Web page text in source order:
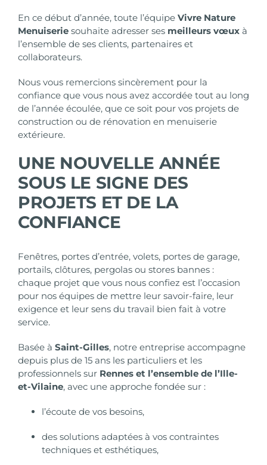
En ce début d’année, toute l’équipe Vivre Nature
Menuiserie souhaite adresser ses meilleurs vœux à
l’ensemble de ses clients, partenaires et
collaborateurs.
Nous vous remercions sincèrement pour la
confiance que vous nous avez accordée tout au long
de l’année écoulée, que ce soit pour vos projets de
construction ou de rénovation en menuiserie
extérieure.
UNE NOUVELLE ANNÉE
SOUS LE SIGNE DES
PROJETS ET DE LA
CONFIANCE
Fenêtres, portes d’entrée, volets, portes de garage,
portails, clôtures, pergolas ou stores bannes :
chaque projet que vous nous confiez est l’occasion
pour nos équipes de mettre leur savoir-faire, leur
exigence et leur sens du travail bien fait à votre
service.
Basée à Saint-Gilles, notre entreprise accompagne
depuis plus de 15 ans les particuliers et les
professionnels sur Rennes et l’ensemble de l’Ille-
et-Vilaine, avec une approche fondée sur :
l’écoute de vos besoins,
des solutions adaptées à vos contraintes
techniques et esthétiques,